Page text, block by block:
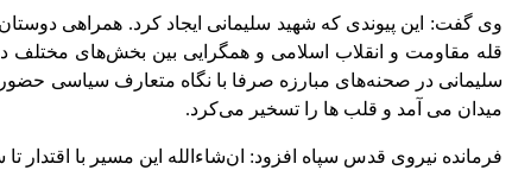
وی گفت: این پیوندی که شهید سلیمانی ایجاد کرد. همراهی
قله مقاومت و انقلاب اسلامی و همگرایی بین بخش‌های مختلف
سلیمانی در صحنه‌های مبارزه صرفا با نگاه متعارف سیاسی
میدان می آمد و قلب ها را تسخیر می‌کرد.
فرمانده نیروی قدس سپاه افزود:‌ ان‌شاءالله این مسیر با اقتدار